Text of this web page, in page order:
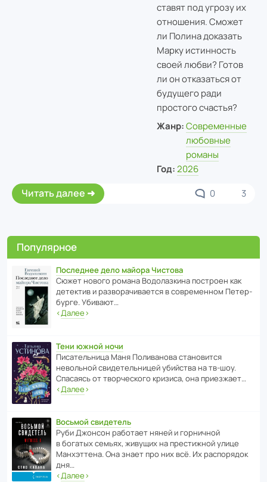
ставят под угрозу их
отношения. Сможет
ли Полина доказать
Марку истинность
своей любви? Готов
ли он отказаться от
будущего ради
простого счастья?
Жанр: Современные
любовные
романы
Год: 2026
Читать далее 0 3
Популярное
Последнее дело майора Чистова
Сюжет нового романа Водо­ла­з­кина пост­роен как
дете­ктив и разво­ра­чи­ва­ется в совре­менном Пете­р­
бурге. Убивают…
‹Далее›
Тени южной ночи
Писа­тель­ница Маня Поли­ва­нова стано­вится
невольной свиде­тель­ницей убийства на тв-шоу.
Спасаясь от твор­че­с­кого кризиса, она приезжает…
‹Далее›
Восьмой свидетель
Руби Джонсон рабо­тает няней и горни­чной
в богатых семьях, живущих на прес­ти­жной улице
Манх­эт­тена. Она знает про них всё. Их распо­рядок
дня…
‹Далее›